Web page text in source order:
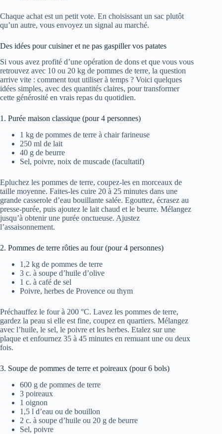
Chaque achat est un petit vote. En choisissant un sac plutôt
qu’un autre, vous envoyez un signal au marché.
Des idées pour cuisiner et ne pas gaspiller vos patates
Si vous avez profité d’une opération de dons et que vous vous
retrouvez avec 10 ou 20 kg de pommes de terre, la question
arrive vite : comment tout utiliser à temps ? Voici quelques
idées simples, avec des quantités claires, pour transformer
cette générosité en vrais repas du quotidien.
1. Purée maison classique (pour 4 personnes)
1 kg de pommes de terre à chair farineuse
250 ml de lait
40 g de beurre
Sel, poivre, noix de muscade (facultatif)
Epluchez les pommes de terre, coupez-les en morceaux de
taille moyenne. Faites-les cuire 20 à 25 minutes dans une
grande casserole d’eau bouillante salée. Egouttez, écrasez au
presse-purée, puis ajoutez le lait chaud et le beurre. Mélangez
jusqu’à obtenir une purée onctueuse. Ajustez
l’assaisonnement.
2. Pommes de terre rôties au four (pour 4 personnes)
1,2 kg de pommes de terre
3 c. à soupe d’huile d’olive
1 c. à café de sel
Poivre, herbes de Provence ou thym
Préchauffez le four à 200 °C. Lavez les pommes de terre,
gardez la peau si elle est fine, coupez en quartiers. Mélangez
avec l’huile, le sel, le poivre et les herbes. Etalez sur une
plaque et enfournez 35 à 45 minutes en remuant une ou deux
fois.
3. Soupe de pommes de terre et poireaux (pour 6 bols)
600 g de pommes de terre
3 poireaux
1 oignon
1,5 l d’eau ou de bouillon
2 c. à soupe d’huile ou 20 g de beurre
Sel, poivre